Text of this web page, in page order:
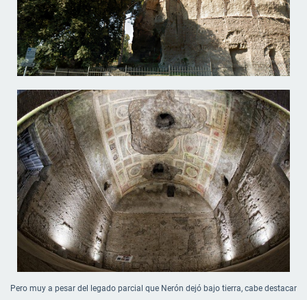
Pero muy a pesar del legado parcial que Nerón dejó bajo tierra, cabe destacar